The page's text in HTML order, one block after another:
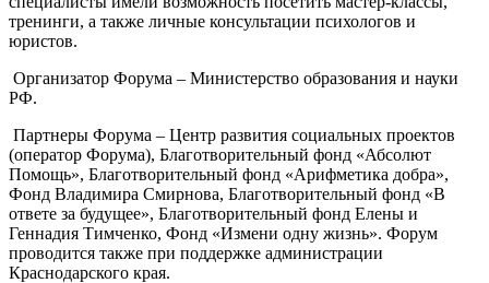
тренинги, а также личные консультации психологов и
юристов.
Организатор Форума – Министерство образования и науки
РФ.
Партнеры Форума – Центр развития социальных проектов
(оператор Форума), Благотворительный фонд «Абсолют
Помощь», Благотворительный фонд «Арифметика добра»,
Фонд Владимира Смирнова, Благотворительный фонд «В
ответе за будущее», Благотворительный фонд Елены и
Геннадия Тимченко, Фонд «Измени одну жизнь». Форум
проводится также при поддержке администрации
Краснодарского края.